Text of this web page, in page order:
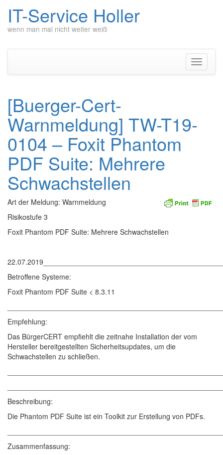
IT-Service Holler
wenn man mal nicht weiter weiß
[Buerger-Cert-
Warnmeldung] TW-T19-
0104 – Foxit Phantom
PDF Suite: Mehrere
Schwachstellen
Art der Meldung: Warnmeldung
Risikostufe 3
Foxit Phantom PDF Suite: Mehrere Schwachstellen
Betroffene Systeme:
Foxit Phantom PDF Suite < 8.3.11
Empfehlung:
Das BürgerCERT empfiehlt die zeitnahe Installation der vom
Hersteller bereitgestellten Sicherheitsupdates, um die
Schwachstellen zu schließen.
Beschreibung:
Die Phantom PDF Suite ist ein Toolkit zur Erstellung von PDFs.
Zusammenfassung: